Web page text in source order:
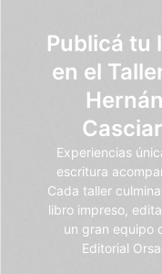
Publicá tu
en el
Hernán
Experiencias
escritura
Cada taller
libro impreso,
un gran equipo
Editorial